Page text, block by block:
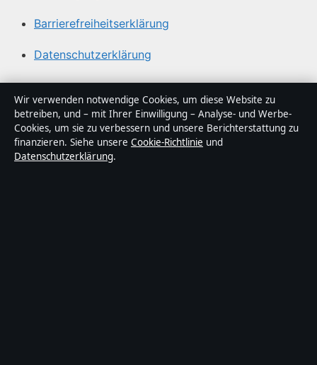
Barrierefreiheitserklärung
Datenschutzerklärung
Über Tageslage in Kürze
Tageslage ist ein unabhängiger digitaler
Nachrichtenanbieter mit Fokus auf Politik, Wirtschaft,
Technik und Gesellschaft in Deutschland. Jeder Artikel
Wir verwenden notwendige Cookies, um diese Website zu
betreiben, und – mit Ihrer Einwilligung – Analyse- und Werbe-
Cookies, um sie zu verbessern und unsere Berichterstattung zu
finanzieren. Siehe unsere Cookie-Richtlinie und
Datenschutzerklärung.